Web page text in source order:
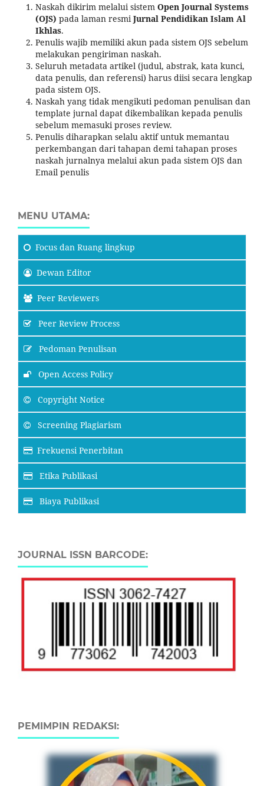
Naskah dikirim melalui sistem Open Journal Systems
(OJS) pada laman resmiJurnal Pendidikan Islam Al
Ikhlas.
Penulis wajib memiliki akun pada sistem OJS sebelum
melakukan pengiriman naskah.
Seluruh metadata artikel (judul, abstrak, kata kunci,
data penulis, dan referensi) harus diisi secara lengkap
pada sistem OJS.
Naskah yang tidak mengikuti pedoman penulisan dan
template jurnal dapat dikembalikan kepada penulis
sebelum memasuki proses review.
Penulis diharapkan selalu aktif untuk memantau
perkembangan dari tahapan demi tahapan proses
naskah jurnalnya melalui akun pada sistem OJS dan
Email penulis
MENU UTAMA:
Focus dan Ruang lingkup
Dewan Editor
Peer Reviewers
Peer Review Process
Pedoman Penulisan
Open Access Policy
Copyright Notice
Screening Plagiarism
Frekuensi Penerbitan
Etika Publikasi
Biaya Publikasi
JOURNAL ISSN BARCODE:
PEMIMPIN REDAKSI: